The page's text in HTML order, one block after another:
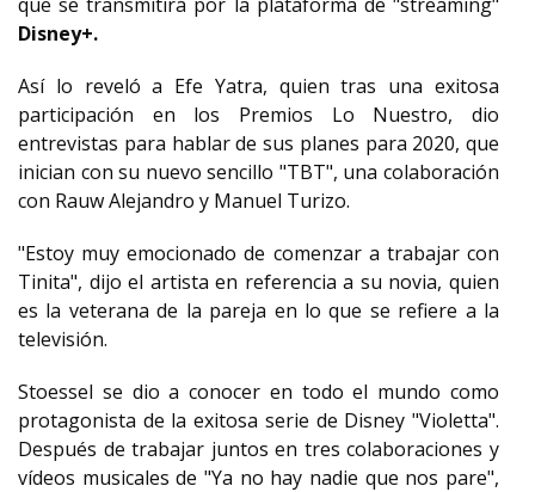
Disney+.
Así lo reveló a Efe Yatra, quien tras una exitosa
participación en los Premios Lo Nuestro, dio
entrevistas para hablar de sus planes para 2020, que
inician con su nuevo sencillo "TBT", una colaboración
con Rauw Alejandro y Manuel Turizo.
"Estoy muy emocionado de comenzar a trabajar con
Tinita", dijo el artista en referencia a su novia, quien
es la veterana de la pareja en lo que se refiere a la
televisión.
Stoessel se dio a conocer en todo el mundo como
protagonista de la exitosa serie de Disney "Violetta".
Después de trabajar juntos en tres colaboraciones y
vídeos musicales de "Ya no hay nadie que nos pare",